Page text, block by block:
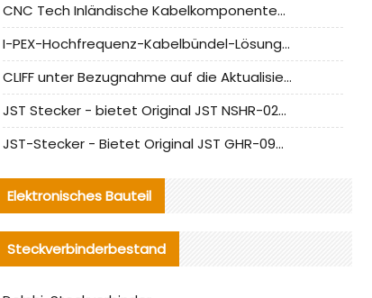
CNC Tech Inländische Kabelkomponentenbewertung und Massenproduktionsanpassungsanleitung
I-PEX-Hochfrequenz-Kabelbündel-Lösung für die heimische Produktion analysiert
CLIFF unter Bezugnahme auf die Aktualisierung der chinesischen Stecker-Testnormen
JST Stecker - bietet Original JST NSHR-02V-S Stecker und Ersatzteile an
JST-Stecker - Bietet Original JST GHR-09V-S Stecker und Ersatzteile an
Elektronisches Bauteil
Steckverbinderbestand